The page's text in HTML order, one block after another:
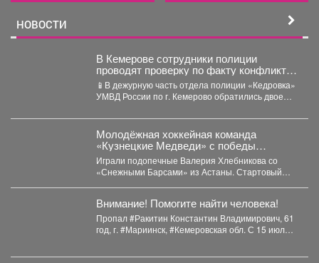
НОВОСТИ
В Кемерове сотрудники полиции
проводят проверку по факту конфликта
между двумя местными жителями
📱В дежурную часть отдела полиции «Кедровка»
УМВД России по г. Кемерово обратились двое
Молодёжная хоккейная команда
«Кузнецкие Медведи» с победы
стартовала на предсезонном турнире в
Омске.
Играли подопечные Валерия Хлебникова со
«Снежными Барсами» из Астаны. Стартовый
Внимание! Помогите найти человека!
Пропал #Ракитин Константин Владимирович, 61
год, г. #Мариинск, #Кемеровская обл. С 15 июля